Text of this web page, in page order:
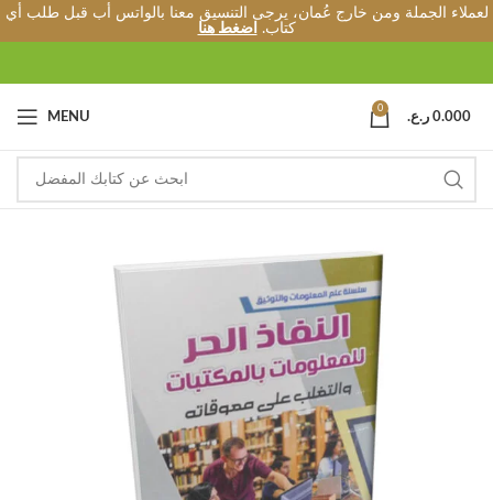
لعملاء الجملة ومن خارج عُمان، يرجى التنسيق معنا بالواتس أب قبل طلب أي
كتاب.
اضغط هنا
MENU
0
0.000 ر.ع.